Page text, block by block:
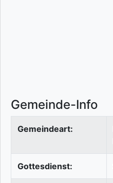
Gemeinde-Info
Gemeindeart:
Gottesdienst: